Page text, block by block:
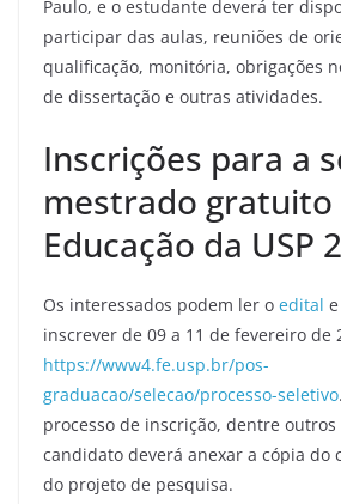
Paulo, e o estudante deverá ter
participar das aulas, reuniões de
qualificação, monitória, obrigações
de dissertação e outras atividades.
Inscrições para a
mestrado gratuito
Educação da USP
Os interessados podem ler o edital
inscrever de 09 a 11 de fevereiro de
https://www4.fe.usp.br/pos-
graduacao/selecao/processo-seletivo
processo de inscrição, dentre
candidato deverá anexar a cópia do
do projeto de pesquisa.